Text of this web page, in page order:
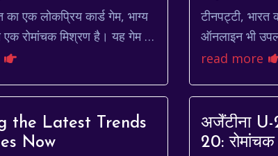
का एक लोकप्रिय कार्ड गेम, भाग्य
रोमांचक मिश्रण है। यह गेम न
करता है, बल्कि रणनीतिक
टीनपट्टी, भारत
ऑनलाइन भी
मनोरंजक है,
read more
the Latest Trends
Now
अर्जेंटीना U-
20: